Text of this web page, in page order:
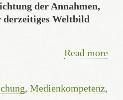
der Annahmen,
Weltbild
Read more
, Medienkompetenz,